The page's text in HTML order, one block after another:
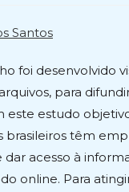
Santos
foi desenvolvido
para
este estudo
brasileiros têm
dar acesso à
online. Para